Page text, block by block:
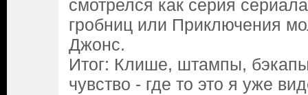
смотрелся как серия
гробниц или Приключения
Джонс.
Итог: Клише, штампы,
чувство - где то это я уже